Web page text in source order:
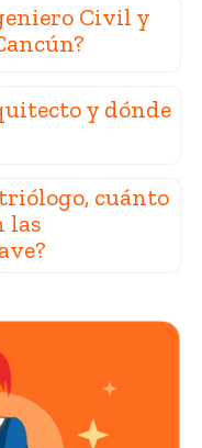
Civil y
y dónde
cuánto
las